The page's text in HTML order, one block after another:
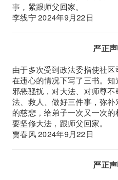
事，紧跟师父回家。
李线宁 2024年9月22日
严正
由于多次受到政法委指使社
在违心的情况下写了三书。
邪恶骚扰，对大法、对师尊
法、救人、做好三件事，弥
的慈悲，给弟子一次又一次
要坚修大法，跟师父回家。
贾春风 2024年9月22日
严正